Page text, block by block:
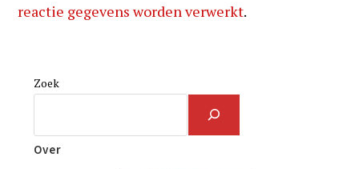
reactie gegevens worden verwerkt.
Zoek
Over